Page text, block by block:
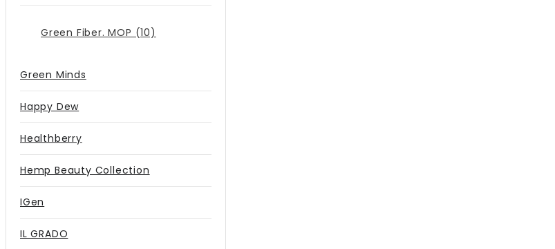
Green Fiber. MOP (10)
Green Minds
Happy Dew
Healthberry
Hemp Beauty Collection
IGen
IL GRADO